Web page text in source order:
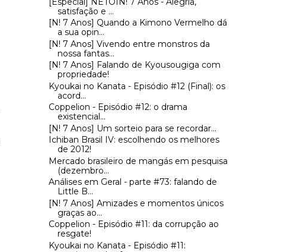
satisfação e ...
[N! 7 Anos] Quando a Kimono Vermelho dá
a sua opin...
[N! 7 Anos] Vivendo entre monstros da
nossa fantas...
[N! 7 Anos] Falando de Kyousougiga com
propriedade!
Kyoukai no Kanata - Episódio #12 (Final): os
acord...
Coppelion - Episódio #12: o drama
existencial...
[N! 7 Anos] Um sorteio para se recordar...
Ichiban Brasil IV: escolhendo os melhores
de 2012!
Mercado brasileiro de mangás em pesquisa
(dezembro...
Análises em Geral - parte #73: falando de
Little B...
[N! 7 Anos] Amizades e momentos únicos
graças ao...
Coppelion - Episódio #11: da corrupção ao
resgate!
Kyoukai no Kanata - Episódio #11: